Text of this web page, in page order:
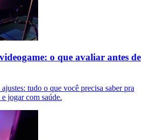
o que avaliar antes de
tudo o que você precisa saber pra
jogar com saúde.